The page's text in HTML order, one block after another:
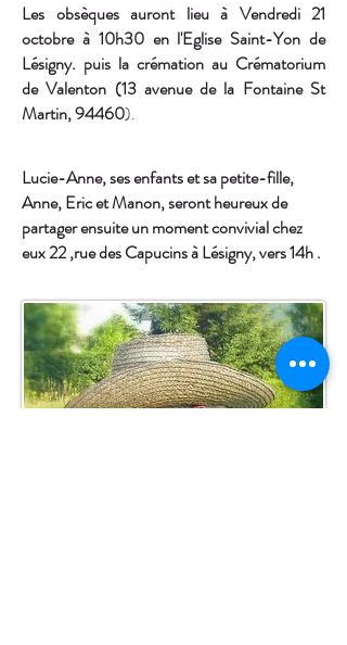
Les obsèques auront lieu à Vendredi 21
octobre à 10h30 en l'Eglise Saint-Yon de
Lésigny. puis la crémation au Crématorium
deValenton (13 avenue de la Fontaine St
Martin, 94460).
Lucie-Anne, ses enfants et sa petite-fille,
Anne, Eric et Manon, serontheureux de
partager ensuite un moment convivial chez
eux 22 ,rue desCapucins à Lésigny, vers 14h .